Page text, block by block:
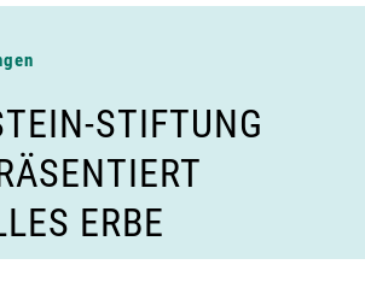
STIFTUNG
ERBE